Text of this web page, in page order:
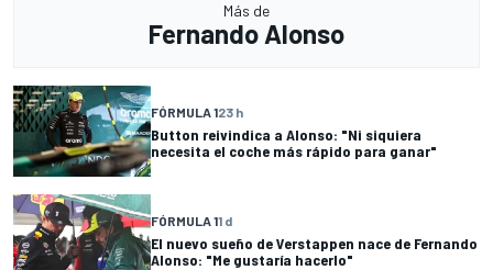
Más de
Fernando Alonso
FÓRMULA 123 h
Button reivindica a Alonso: "Ni siquiera
necesita el coche más rápido para ganar"
FÓRMULA 11 d
El nuevo sueño de Verstappen nace de Fernando
Alonso: "Me gustaría hacerlo"